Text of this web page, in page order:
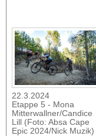
22.3.2024
Etappe 5 - Mona
Mitterwallner/Candice
Lill (Foto: Absa Cape
Epic 2024/Nick Muzik)